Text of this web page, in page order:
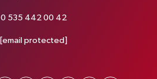
0 535 442 00 42
[email protected]